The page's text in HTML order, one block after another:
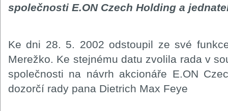
společnosti E.ON Czech Holding a
Ke dni 28. 5. 2002 odstoupil ze své
Merežko. Ke stejnému datu zvolila rada v
společnosti na návrh akcionáře E.ON
dozorčí rady pana Dietrich Max Feye